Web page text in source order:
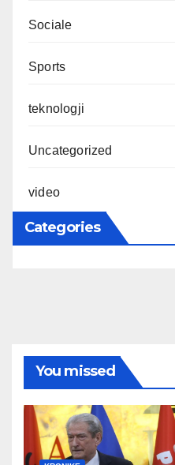
Sociale
Sports
teknologji
Uncategorized
video
Categories
You missed